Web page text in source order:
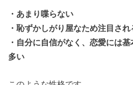
・あまり喋らない
・恥ずかしがり屋なため注目さ
・自分に自信がなく、恋愛には
多い